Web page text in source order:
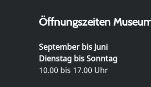
Öffnungszeiten
September bis Juni
Dienstag bis Sonntag
10.00 bis 17.00 Uhr